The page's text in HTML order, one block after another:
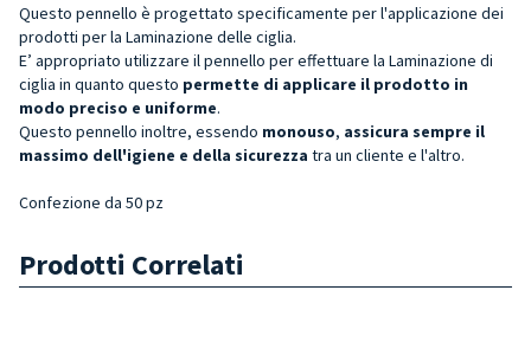
Questo pennello è progettato specificamente per l'applicazione dei
prodotti per la Laminazione delle ciglia.
E’ appropriato utilizzare il pennello per effettuare la Laminazione di
ciglia in quanto questo permette di applicare il prodotto in
modo preciso e uniforme.
Questo pennello inoltre, essendo monouso, assicura sempre il
massimo dell'igiene e della sicurezza tra un cliente e l'altro.
Confezione da 50 pz
Prodotti Correlati